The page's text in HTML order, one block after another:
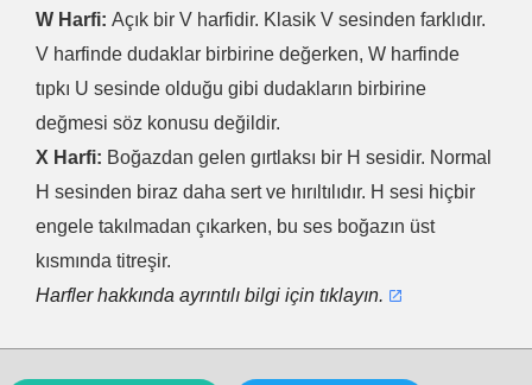
W Harfi: Açık bir V harfidir. Klasik V sesinden farklıdır.
V harfinde dudaklar birbirine değerken, W harfinde
tıpkı U sesinde olduğu gibi dudakların birbirine
değmesi söz konusu değildir.
X Harfi: Boğazdan gelen gırtlaksı bir H sesidir. Normal
H sesinden biraz daha sert ve hırıltılıdır. H sesi hiçbir
engele takılmadan çıkarken, bu ses boğazın üst
kısmında titreşir.
Harfler hakkında ayrıntılı bilgi için tıklayın.